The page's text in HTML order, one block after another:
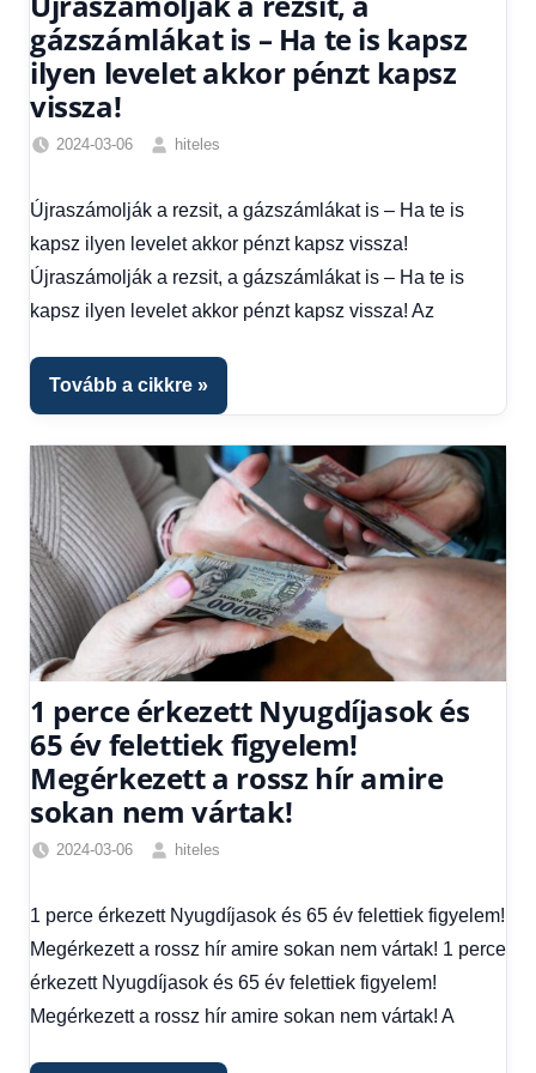
gázszámlákat is – Ha te is kapsz
ilyen levelet akkor pénzt kapsz
vissza!
2024-03-06
hiteles
Gazdaság
Hírek,
Hitel
fórum
Újraszámolják a rezsit, a gázszámlákat is – Ha te is
kapsz ilyen levelet akkor pénzt kapsz vissza!
Újraszámolják a rezsit, a gázszámlákat is – Ha te is
kapsz ilyen levelet akkor pénzt kapsz vissza! Az
Tovább a cikkre
1 perce érkezett Nyugdíjasok és
65 év felettiek figyelem!
Megérkezett a rossz hír amire
sokan nem vártak!
2024-03-06
hiteles
Hírek,
Hitel
fórum
1 perce érkezett Nyugdíjasok és 65 év felettiek figyelem!
Megérkezett a rossz hír amire sokan nem vártak! 1 perce
érkezett Nyugdíjasok és 65 év felettiek figyelem!
Megérkezett a rossz hír amire sokan nem vártak! A